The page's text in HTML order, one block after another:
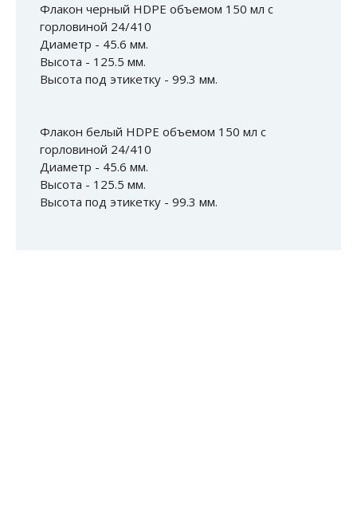
Флакон черный HDPE объемом 150 мл с
горловиной 24/410
Диаметр - 45.6 мм.
Высота - 125.5 мм.
Высота под этикетку - 99.3 мм.
Флакон белый HDPE объемом 150 мл с
горловиной 24/410
Диаметр - 45.6 мм.
Высота - 125.5 мм.
Высота под этикетку - 99.3 мм.